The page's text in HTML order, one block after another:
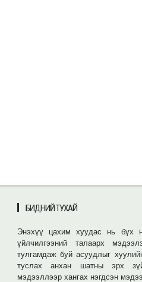
БИДНИЙ ТУХАЙ
Энэхүү цахим хуудас нь бүх
үйлчилгээний талаарх
тулгамдаж буй асуудлыг
туслах анхан шатны эрх
мэдээллээр хангах нэгдсэн